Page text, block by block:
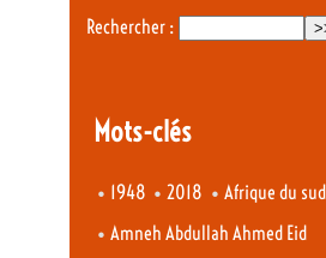
Rechercher :
Mots-clés
• 1948 •2018 • Afrique du sud
• Amneh Abdullah Ahmed Eid